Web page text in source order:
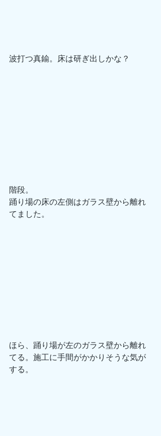
波打つ真鍮。床は研ぎ出しかな？
階段。
踊り場の床の左側はガラス壁から離れ
てました。
ほら、踊り場が左のガラス壁から離れ
てる。施工に手間がかかりそうな気が
する。